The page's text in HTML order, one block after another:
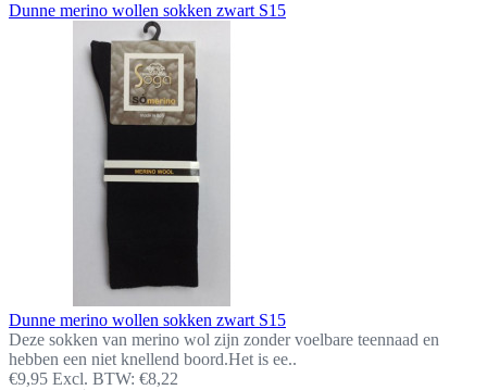
Dunne merino wollen sokken zwart S15
Dunne merino wollen sokken zwart S15
Deze sokken van merino wol zijn zonder voelbare teennaad en
hebben een niet knellend boord.Het is ee..
€9,95 Excl. BTW: €8,22